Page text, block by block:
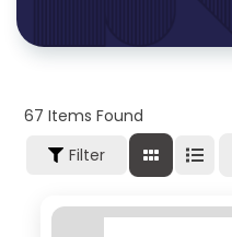
67 Items Found
Filter